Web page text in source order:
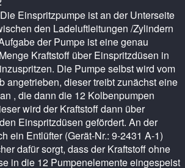
Einspritzpumpe ist an der Unterseite
den Ladeluftleitungen /Zylindern
der Pumpe ist eine genau
Kraftstoff über Einspritzdüsen in
Die Pumpe selbst wird vom
angetrieben, dieser treibt zunächst eine
, die dann die 12 Kolbenpumpen
wird der Kraftstoff dann über
Einspritzdüsen gefördert. An der
ein Entlüfter (Gerät-Nr.: 9-2431 A-1)
dafür sorgt, dass der Kraftstoff ohne
in die 12 Pumpenelemente eingespeist